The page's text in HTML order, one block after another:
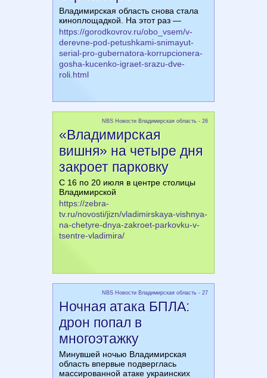
Владимирская область снова стала
киноплощадкой. На этот раз —
https://gorodkovrov.ru/obo_vsem/v-
derevne-pod-petushkami-snimayut-
serial-pro-gubernatora-korrupcionera-
gosha-kucenko-igraet-srazu-dve-
roli.html
NBS Новости Владимирская область - 26
«Владимирская
вишня» на четыре дня
закроет парковку
С 16 по 20 июля в центре столицы
Владимирской
https://zebra-
tv.ru/novosti/jizn/vladimirskaya-vishnya-
na-chetyre-dnya-zakroet-parkovku-v-
tsentre-vladimira/
NBS Новости Владимирская область - 27
Ночная атака БПЛА:
дрон попал в
многоэтажку
Минувшей ночью Владимирская
область впервые подверглась
массированной атаке украинских